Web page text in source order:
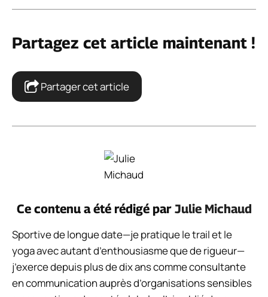
Partagez cet article maintenant !
Partager cet article
Ce contenu a été rédigé par Julie Michaud
Sportive de longue date—je pratique le trail et le
yoga avec autant d’enthousiasme que de rigueur—
j’exerce depuis plus de dix ans comme consultante
en communication auprès d’organisations sensibles